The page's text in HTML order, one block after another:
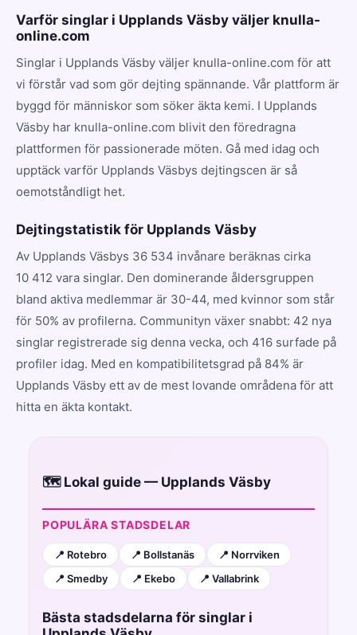
Varför singlar i Upplands Väsby väljer knulla-
online.com
Singlar i Upplands Väsby väljer knulla-online.com för att
vi förstår vad som gör dejting spännande. Vår plattform är
byggd för människor som söker äkta kemi. I Upplands
Väsby har knulla-online.com blivit den föredragna
plattformen för passionerade möten. Gå med idag och
upptäck varför Upplands Väsbys dejtingscen är så
oemotståndligt het.
Dejtingstatistik för Upplands Väsby
Av Upplands Väsbys 36 534 invånare beräknas cirka
10 412 vara singlar. Den dominerande åldersgruppen
bland aktiva medlemmar är 30-44, med kvinnor som står
för 50% av profilerna. Communityn växer snabbt: 42 nya
singlar registrerade sig denna vecka, och 416 surfade på
profiler idag. Med en kompatibilitetsgrad på 84% är
Upplands Väsby ett av de mest lovande områdena för att
hitta en äkta kontakt.
🗺️ Lokal guide — Upplands Väsby
POPULÄRA STADSDELAR
📍 Rotebro 📍 Bollstanäs
📍 Norrviken
📍 Smedby
📍 Ekebo 📍 Vallabrink
Bästa stadsdelarna för singlar i